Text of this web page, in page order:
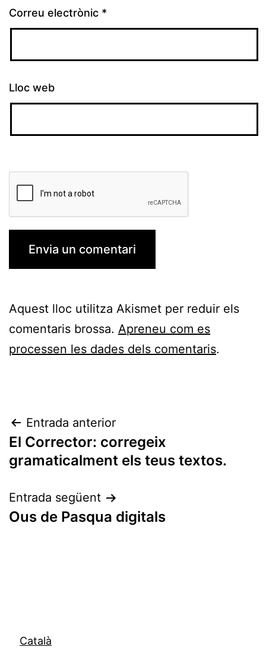
Correu electrònic *
Lloc web
Aquest lloc utilitza Akismet per reduir els
comentaris brossa. Apreneu com es
processen les dades dels comentaris.
Navegació
d'entrades
Entrada anterior
El Corrector: corregeix
gramaticalment els teus textos.
Entrada següent
Ous de Pasqua digitals
Català